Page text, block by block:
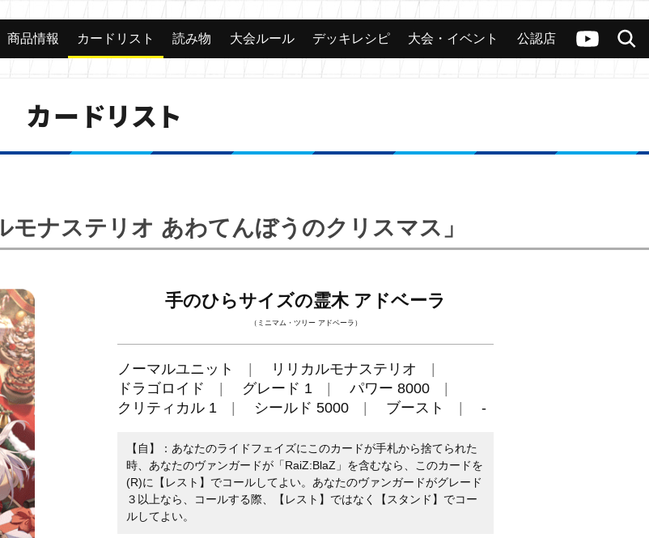
ヴァンガードch
検索
カード 大会 公認店舗 その他
商品情報 カードリスト 読み物 大会ルール デッキレシピ 大会・イベント 公認店
カードリスト
モナステリオ あわてんぼうのクリスマス」
手のひらサイズの霊木 アドベーラ
（ミニマム・ツリー アドベーラ）
ノーマルユニット
リリカルモナステリオ
ドラゴロイド
グレード 1
パワー 8000
クリティカル 1
シールド 5000 ブースト -
【自】：あなたのライドフェイズにこのカードが手札から捨てられた
時、あなたのヴァンガードが「RaiZ:BlaZ」を含むなら、このカードを
(R)に【レスト】でコールしてよい。あなたのヴァンガードがグレード
３以上なら、コールする際、【レスト】ではなく【スタンド】でコー
ルしてよい。